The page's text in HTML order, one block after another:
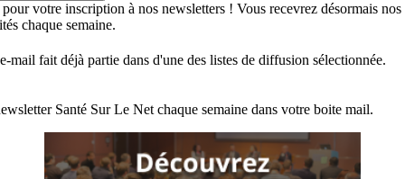
votre inscription à nos newsletters ! Vous recevrez désormais nos
chaque semaine.
mail fait déjà partie dans d'une des listes de diffusion sélectionnée.
Santé Sur Le Net chaque semaine dans votre boite mail.